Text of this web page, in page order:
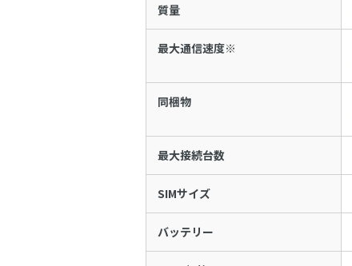
質量
最大通信速度※
同梱物
最大接続台数
SIMサイズ
バッテリー